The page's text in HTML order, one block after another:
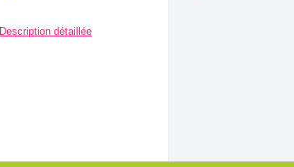
Description détaillée